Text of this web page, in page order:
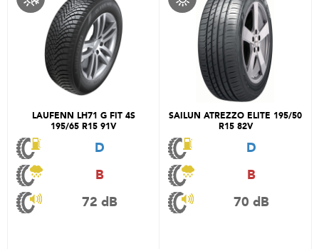
LAUFENN LH71 G FIT 4S
195/65 R15 91V
D
B
72 dB
SAILUN ATREZZO ELITE 195/50
R15 82V
D
B
70 dB